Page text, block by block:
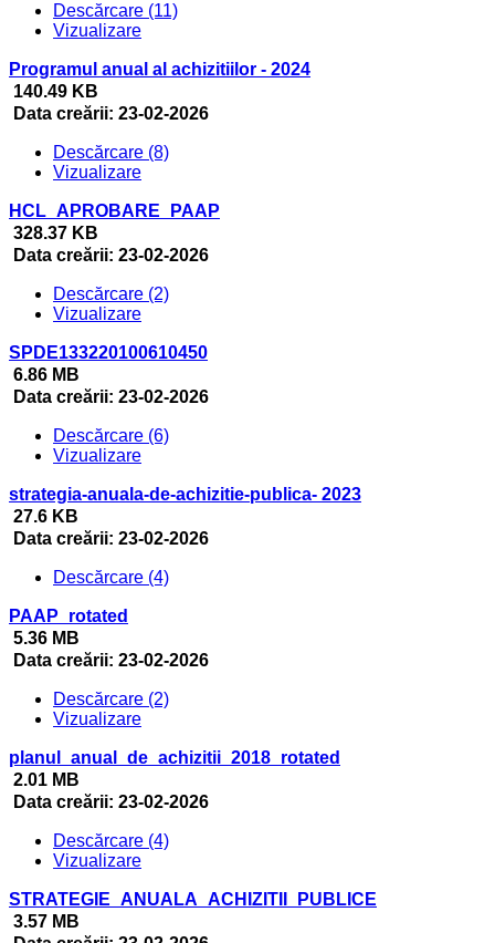
Descărcare (11)
Vizualizare
Programul anual al achizitiilor - 2024
140.49 KB
Data creării: 23-02-2026
Descărcare (8)
Vizualizare
HCL_APROBARE_PAAP
328.37 KB
Data creării: 23-02-2026
Descărcare (2)
Vizualizare
SPDE133220100610450
6.86 MB
Data creării: 23-02-2026
Descărcare (6)
Vizualizare
strategia-anuala-de-achizitie-publica- 2023
27.6 KB
Data creării: 23-02-2026
Descărcare (4)
PAAP_rotated
5.36 MB
Data creării: 23-02-2026
Descărcare (2)
Vizualizare
planul_anual_de_achizitii_2018_rotated
2.01 MB
Data creării: 23-02-2026
Descărcare (4)
Vizualizare
STRATEGIE_ANUALA_ACHIZITII_PUBLICE
3.57 MB